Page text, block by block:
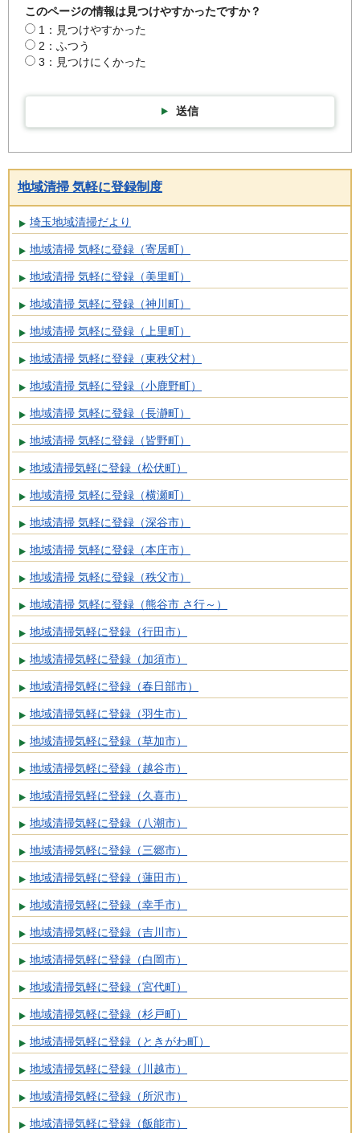
このページの情報は見つけやすかったですか？
1：見つけやすかった
2：ふつう
3：見つけにくかった
送信
地域清掃 気軽に登録制度
埼玉地域清掃だより
地域清掃 気軽に登録（寄居町）
地域清掃 気軽に登録（美里町）
地域清掃 気軽に登録（神川町）
地域清掃 気軽に登録（上里町）
地域清掃 気軽に登録（東秩父村）
地域清掃 気軽に登録（小鹿野町）
地域清掃 気軽に登録（長瀞町）
地域清掃 気軽に登録（皆野町）
地域清掃気軽に登録（松伏町）
地域清掃 気軽に登録（横瀬町）
地域清掃 気軽に登録（深谷市）
地域清掃 気軽に登録（本庄市）
地域清掃 気軽に登録（秩父市）
地域清掃 気軽に登録（熊谷市 さ行～）
地域清掃気軽に登録（行田市）
地域清掃気軽に登録（加須市）
地域清掃気軽に登録（春日部市）
地域清掃気軽に登録（羽生市）
地域清掃気軽に登録（草加市）
地域清掃気軽に登録（越谷市）
地域清掃気軽に登録（久喜市）
地域清掃気軽に登録（八潮市）
地域清掃気軽に登録（三郷市）
地域清掃気軽に登録（蓮田市）
地域清掃気軽に登録（幸手市）
地域清掃気軽に登録（吉川市）
地域清掃気軽に登録（白岡市）
地域清掃気軽に登録（宮代町）
地域清掃気軽に登録（杉戸町）
地域清掃気軽に登録（ときがわ町）
地域清掃気軽に登録（川越市）
地域清掃気軽に登録（所沢市）
地域清掃気軽に登録（飯能市）